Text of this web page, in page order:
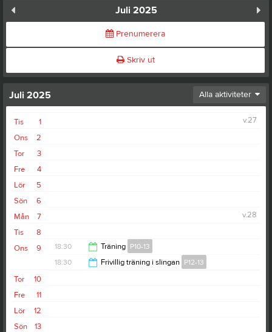
Juli 2025
Prenumerera
Skriv ut
Juli 2025 Alla aktiviteter
1
Tis
v.27
2
Ons
3
Tor
4
Fre
5
Lör
6
Sön
7
Mån
v.28
8
Tis
9
Ons 18:30 Träning P10-13
18:30 Frivillig träning i slingan P12-13
10
Tor
11
Fre
12
Lör
13
Sön